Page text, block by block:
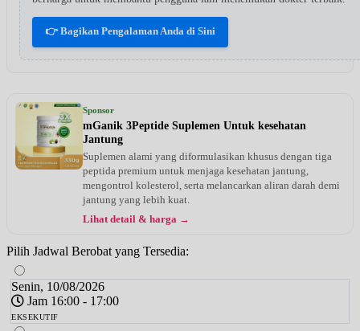
👉 Bagikan Pengalaman Anda di Sini
Sponsor
mGanik 3Peptide Suplemen Untuk kesehatan
Jantung
Suplemen alami yang diformulasikan khusus dengan tiga
peptida premium untuk menjaga kesehatan jantung,
mengontrol kolesterol, serta melancarkan aliran darah demi
jantung yang lebih kuat.
Lihat detail & harga →
Pilih Jadwal Berobat yang Tersedia:
Senin, 10/08/2026
Jam 16:00 - 17:00
EKSEKUTIF